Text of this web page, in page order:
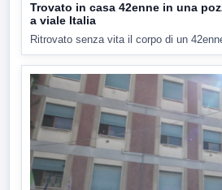
Trovato in casa 42enne in una
a viale Italia
Ritrovato senza vita il corpo di un